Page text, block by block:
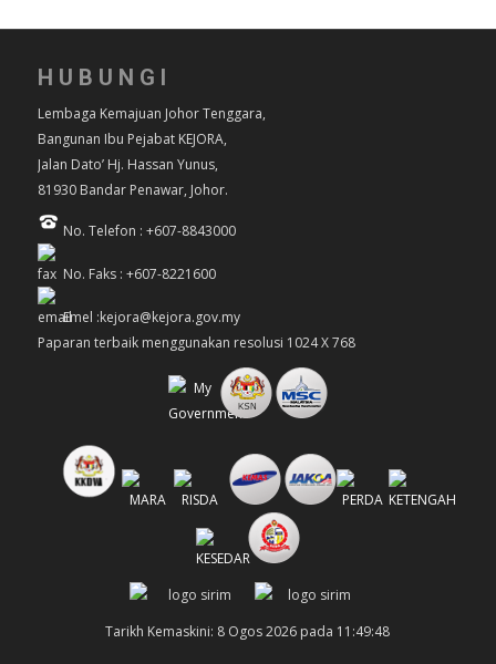
HUBUNGI
Lembaga Kemajuan Johor Tenggara,
Bangunan Ibu Pejabat KEJORA,
Jalan Dato’ Hj. Hassan Yunus,
81930 Bandar Penawar, Johor.
No. Telefon : +607-8843000
No. Faks : +607-8221600
Emel :kejora@kejora.gov.my
Paparan terbaik menggunakan resolusi 1024 X 768
Tarikh Kemaskini: 8 Ogos 2026 pada 11:49:48